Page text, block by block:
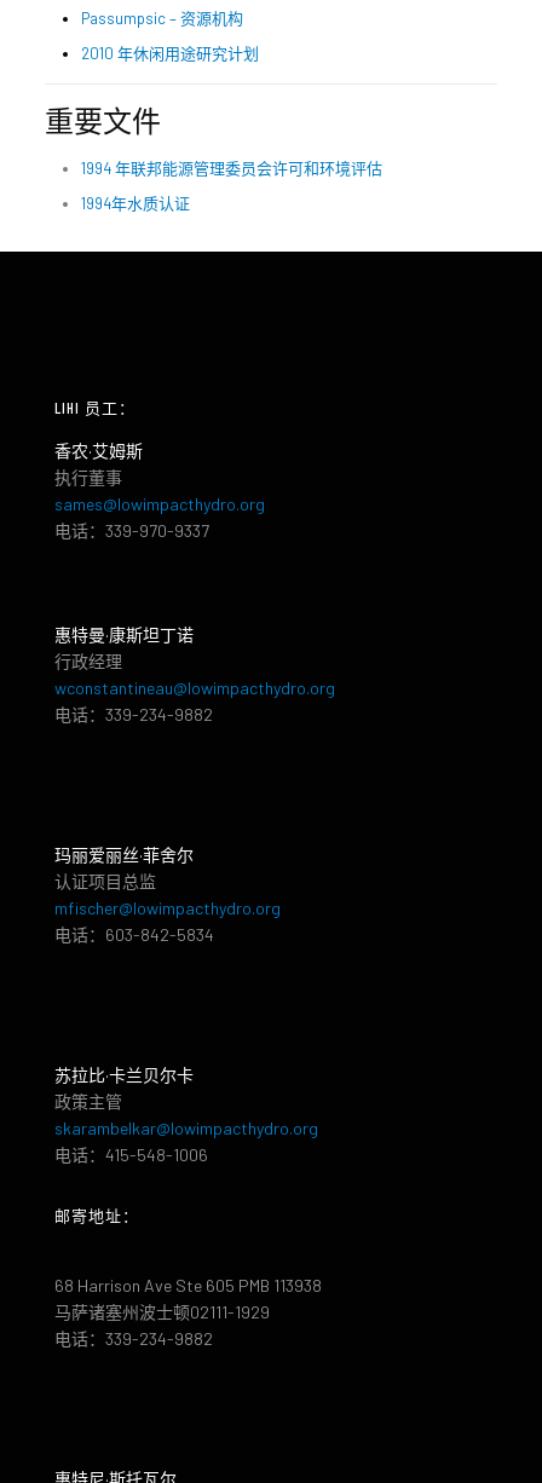
Passumpsic – 资源机构
2010 年休闲用途研究计划
重要文件
1994 年联邦能源管理委员会许可和环境评估
1994年水质认证
LIHI 员工：
香农·艾姆斯
执行董事
sames@lowimpacthydro.org
电话：339-970-9337
惠特曼·康斯坦丁诺
行政经理
wconstantineau@lowimpacthydro.org
电话：339-234-9882
玛丽爱丽丝·菲舍尔
认证项目总监
mfischer@lowimpacthydro.org
电话：603-842-5834
苏拉比·卡兰贝尔卡
政策主管
skarambelkar@lowimpacthydro.org
电话：415-548-1006
邮寄地址：
68 Harrison Ave Ste 605 PMB 113938
马萨诸塞州波士顿02111-1929
电话：339-234-9882